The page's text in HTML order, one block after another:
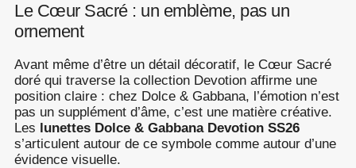
Le Cœur Sacré : un emblème, pas un
ornement
Avant même d’être un détail décoratif, le Cœur Sacré
doré qui traverse la collection Devotion affirme une
position claire : chez Dolce & Gabbana, l’émotion n’est
pas un supplément d’âme, c’est une matière créative.
Les lunettes Dolce & Gabbana Devotion SS26
s’articulent autour de ce symbole comme autour d’une
évidence visuelle.